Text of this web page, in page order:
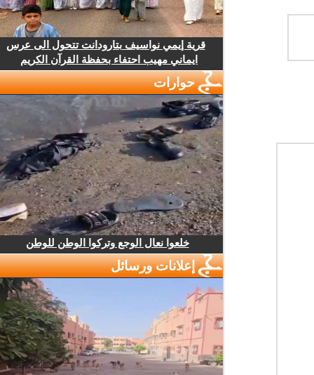
قرية إيمي نواسيف بتارودانت تتحول الى عرس
ايماني مهيب احتفاء بحفظة القرآن الكريم
حوارات
خلعوا نعال الوجع وتركوا الوطن للوطن
إعلانات ورسائل